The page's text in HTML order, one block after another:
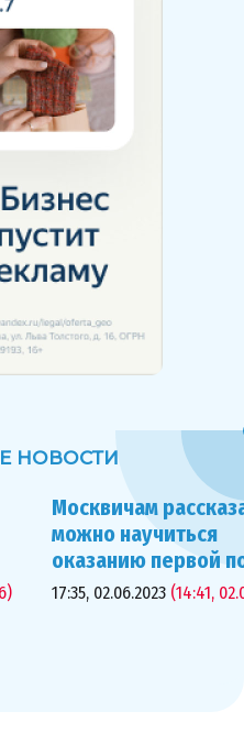
НОВОСТИ
Москвичам
можно научиться
оказанию первой
17:35, 02.06.2023 (14:41,